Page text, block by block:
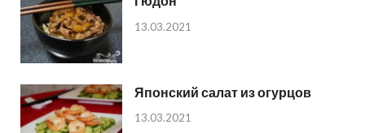
13.03.2021
Японский салат из огурцов
13.03.2021